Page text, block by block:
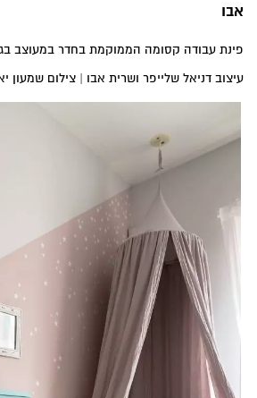
אבו
פינת עבודה קסומה הממוקמת בחדר במעוצב
עיצוב דניאל שלייפר ושרית אבו | צילום שמעון